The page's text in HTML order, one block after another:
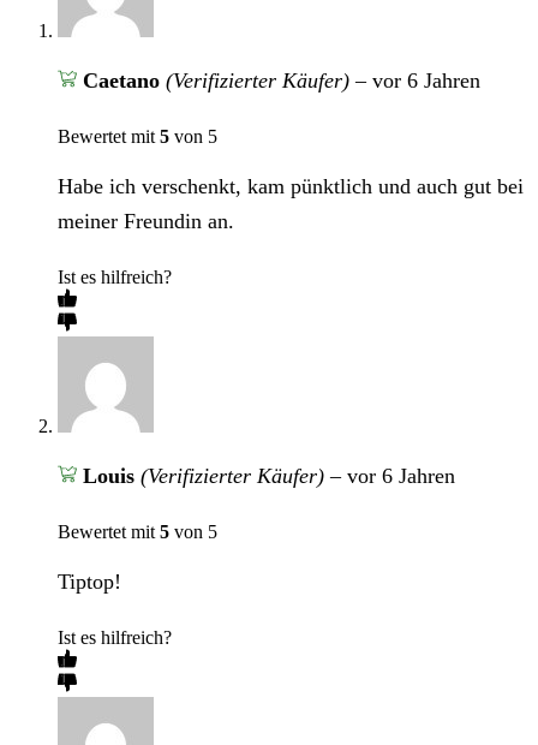
Caetano (Verifizierter Käufer) – vor 6 Jahren
Bewertet mit 5 von 5
Habe ich verschenkt, kam pünktlich und auch gut bei
meiner Freundin an.
Ist es hilfreich?
Louis (Verifizierter Käufer) – vor 6 Jahren
Bewertet mit 5 von 5
Tiptop!
Ist es hilfreich?